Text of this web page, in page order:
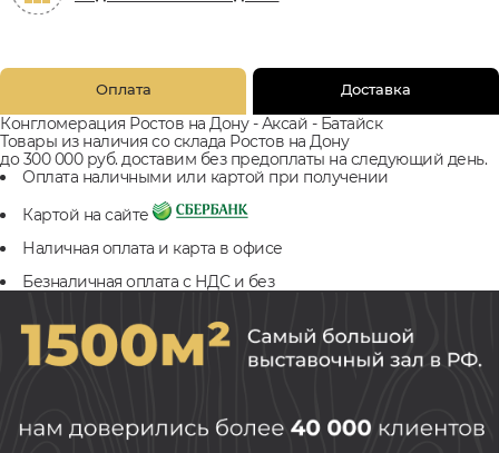
Оплата Доставка
Конгломерация Ростов на Дону - Аксай - Батайск
Товары из наличия со склада Ростов на Дону
до 300 000 руб. доставим без предоплаты на следующий день.
Оплата наличными или картой при получении
Картой на сайте
Наличная оплата и карта в офисе
Безналичная оплата с НДС и без